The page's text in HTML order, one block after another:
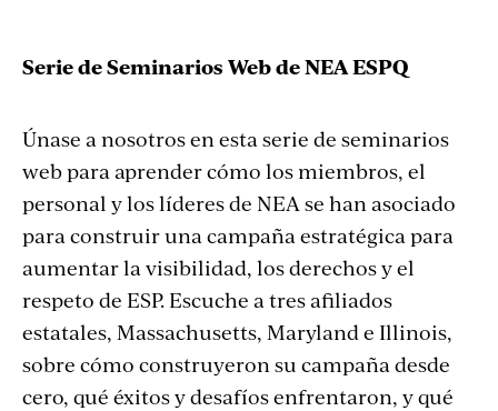
Serie de Seminarios Web de NEA ESPQ
Únase a nosotros en esta serie de seminarios
web para aprender cómo los miembros, el
personal y los líderes de NEA se han asociado
para construir una campaña estratégica para
aumentar la visibilidad, los derechos y el
respeto de ESP. Escuche a tres afiliados
estatales, Massachusetts, Maryland e Illinois,
sobre cómo construyeron su campaña desde
cero, qué éxitos y desafíos enfrentaron, y qué